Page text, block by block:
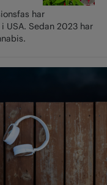
har
USA. Sedan 2023 har